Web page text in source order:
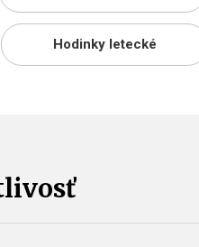
Hodinky letecké